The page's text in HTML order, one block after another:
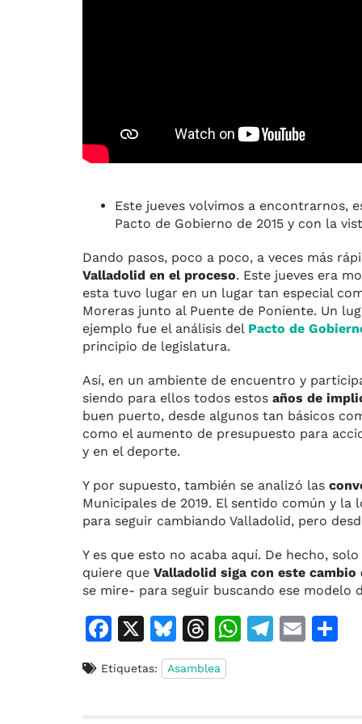
Este jueves volvimos a encontrarnos,
Pacto de Gobierno de 2015 y con la
Dando pasos, poco a poco, a veces más
Valladolid en el proceso. Este jueves era
esta tuvo lugar en un lugar tan especial
Moreras junto al Puente de Poniente. Un
ejemplo fue el análisis del Pacto de
principio de legislatura.
Así, en un ambiente de encuentro y
siendo para ellos todos estos años de
buen puerto, desde algunos tan básicos
como el aumento de presupuesto para
y en el deporte.
Y por supuesto, también se analizó las
Municipales de 2019. El sentido común y
para seguir cambiando Valladolid, pero
Y es que esto no acaba aquí. De hecho,
quiere que Valladolid siga con este cambio
se mire- para seguir buscando ese modelo
F
c
X
Bl
u
e
T
h
re
W T
E
Etiquetas: Asamblea